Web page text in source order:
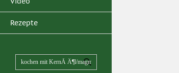
Rezepte